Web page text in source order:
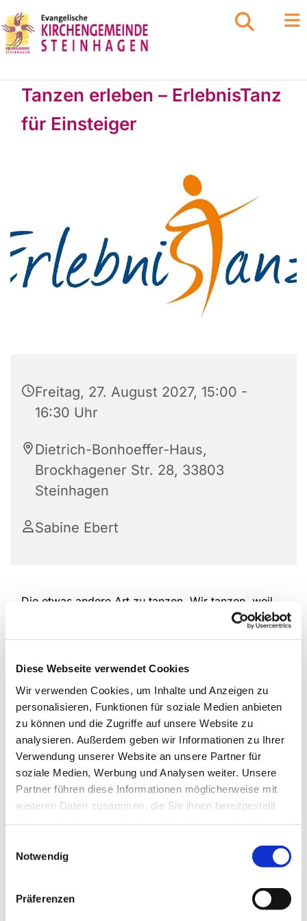
Diese Webseite verwendet Cookies
Wir verwenden Cookies, um Inhalte und Anzeigen zu
personalisieren, Funktionen für soziale Medien anbieten
zu können und die Zugriffe auf unsere Website zu
analysieren. Außerdem geben wir Informationen zu Ihrer
Verwendung unserer Website an unsere Partner für
soziale Medien, Werbung und Analysen weiter. Unsere
Partner führen diese Informationen möglicherweise mit
weiteren Daten zusammen, die Sie ihnen bereitgestellt
Notwendig
Präferenzen
Tanzen erleben – ErlebnisTanz
für Einsteiger
Freitag, 27. August 2027, 15:00 -
16:30 Uhr
Dietrich-Bonhoeffer-Haus,
Brockhagener Str. 28, 33803
Steinhagen
Sabine Ebert
Die etwas andere Art zu tanzen. Wir tanzen, weil
es uns Freude macht, unserer Gesundheit gut tut
abwechslungsreiche Tänze, die uns fordern und
fördern.
Wenden Sie sich für die Freitagstermine bitte an
Frau Sabine Ebert Tel.: 80776
ww.erlebnis-tanz.de